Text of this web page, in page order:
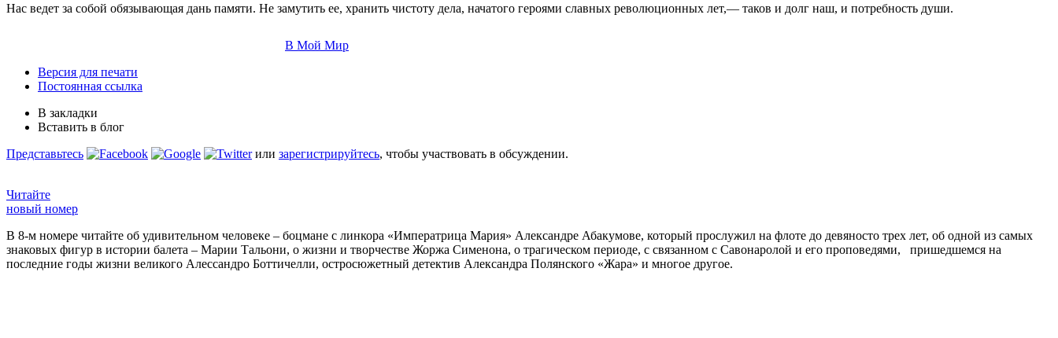
Нас ведет за собой обязывающая дань памяти. Не замутить ее, хранить чистоту дела, начатого героями славных революционных лет,— таков и долг наш, и потребность души.
В Мой Мир
Версия для печати
Постоянная ссылка
В закладки
Вставить в блог
Представьтесь
или зарегистрируйтесь, чтобы участвовать в обсуждении.
Читайте
новый номер
В 8-м номере читайте об удивительном человеке – боцмане с линкора «Императрица Мария» Александре Абакумове, который прослужил на флоте до девяносто трех лет, об одной из самых
знаковых фигур в истории балета – Марии Тальони, о жизни и творчестве Жоржа Сименона, о трагическом периоде, с связанном с Савонаролой и его проповедями, пришедшемся на
последние годы жизни великого Алессандро Боттичелли, остросюжетный детектив Александра Полянского «Жара» и многое другое.